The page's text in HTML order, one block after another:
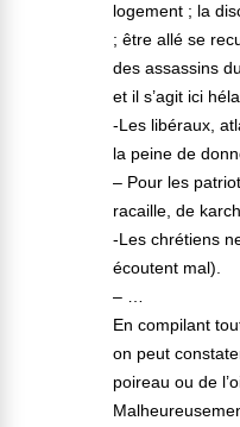
logement ; la
; être allé se
des assassins
et il s’agit ici
-Les libéraux,
la peine de
– Pour les
racaille, de
-Les chrétiens
écoutent mal).
– …
En compilant
on peut
poireau ou de